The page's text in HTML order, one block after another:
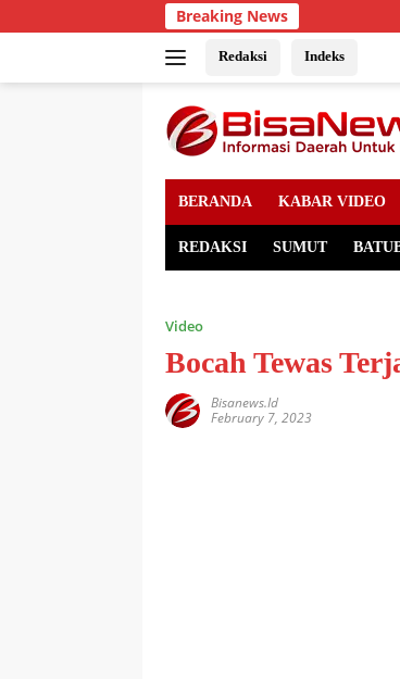
to
Breaking News
Redaksi Indeks
BERANDA KABAR VIDEO
REDAKSI SUMUT
Video
Bocah Tewas
Bisanews.id
February 7, 2023